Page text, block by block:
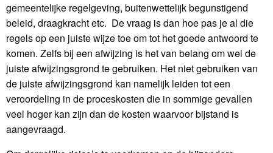
gemeentelijke regelgeving, buitenwettelijk begunstigend
beleid, draagkracht etc. De vraag is dan hoe pas je al die
regels op een juiste wijze toe om tot het goede antwoord te
komen. Zelfs bij een afwijzing is het van belang om wel de
juiste afwijzingsgrond te gebruiken. Het niet gebruiken van
de juiste afwijzingsgrond kan namelijk leiden tot een
veroordeling in de proceskosten die in sommige gevallen
veel hoger kan zijn dan de kosten waarvoor bijstand is
aangevraagd.